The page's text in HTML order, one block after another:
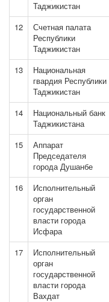
Таджикистан
12
Счетная палата
Республики
Таджикистан
13
Национальная
гвардия Республики
Таджикистан
14
Национальный банк
Таджикистана
15
Аппарат
Председателя
города Душанбе
16
Исполнительный
орган
государственной
власти города
Исфара
17
Исполнительный
орган
государственной
власти города
Вахдат